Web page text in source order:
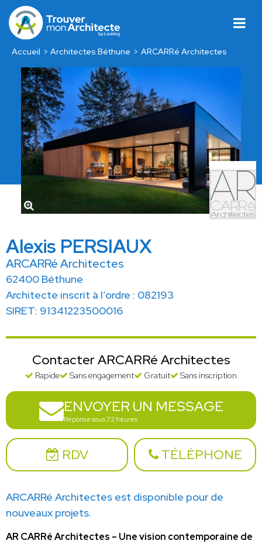
Accueil Architectes Béthune ARCARRé Architectes
Alexis PERSIAUX
ARCARRé Architectes
62400 Béthune
Architecte inscrit à l’ordre : 082193
SIRET: 91341223500016
Contacter ARCARRé Architectes
Rapide Sans engagement Gratuit Sans inscription
ENVOYER UN MESSAGE
Réponse sous 72 heures
RDV TÉLÉPHONE
ARCARRé Architectes est disponible pour de
nouveaux projets.
AR CARRé Architectes – Une vision contemporaine de